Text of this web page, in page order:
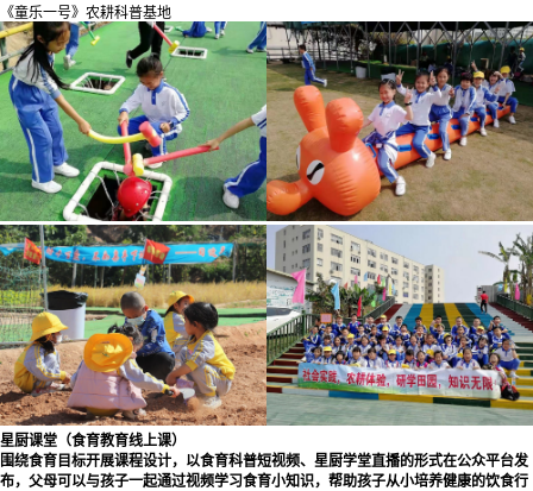
《童乐一号》农耕科普基地
星厨课堂（食育教育线上课）
围绕食育目标开展课程设计，以食育科普短视频、星厨学堂直播的形式在公众平台发
布，父母可以与孩子一起通过视频学习食育小知识，帮助孩子从小培养健康的饮食行